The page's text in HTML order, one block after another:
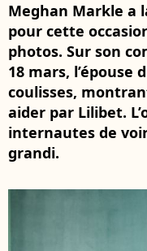
Meghan Markle a
pour cette
photos. Sur son
18 mars, l’épouse
coulisses,
aider par Lilibet.
internautes de
grandi.